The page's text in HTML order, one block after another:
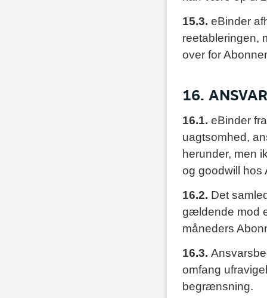
15.3. eBinder
reetableringen,
over for
16.
16.1. eBinder
uagtsomhed,
herunder, men
og goodwill hos
16.2. Det
gældende mod
måneders
16.3.
omfang
begrænsning.